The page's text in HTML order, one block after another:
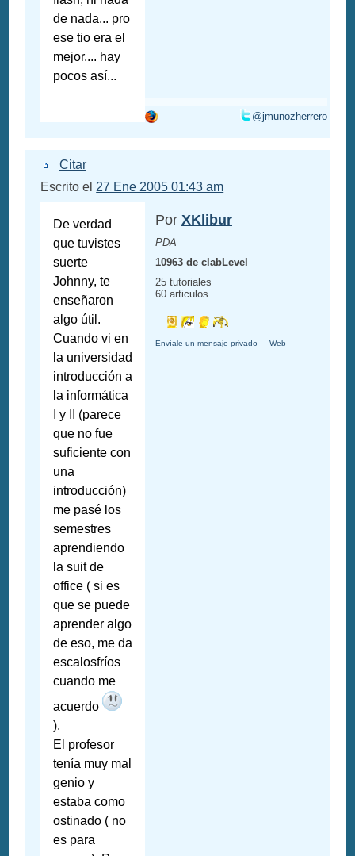
de nada... pro
ese tio era el
mejor.... hay
pocos así...
@jmunozherrero
Citar
Escrito el 27 Ene 2005 01:43 am
De verdad
que tuvistes
suerte
Johnny, te
enseñaron
algo útil.
Cuando vi en
la universidad
introducción a
la informática
I y II (parece
que no fue
suficiente con
una
introducción)
me pasé los
semestres
aprendiendo
la suit de
office ( si es
que se puede
aprender algo
de eso, me da
escalosfríos
cuando me
acuerdo
).
El profesor
tenía muy mal
genio y
estaba como
ostinado ( no
es para
Por XKlibur
PDA
10963 de clabLevel
25 tutoriales
60 articulos
Envíale un mensaje privado Web